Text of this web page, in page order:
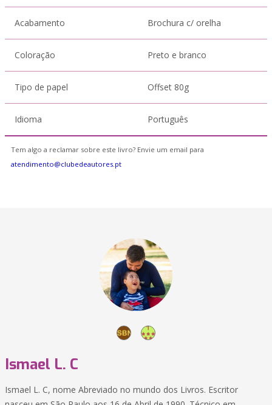
Acabamento Brochura c/ orelha
Coloração Preto e branco
Tipo de papel Offset 80g
Idioma Português
Tem algo a reclamar sobre este livro? Envie um email para
atendimento@clubedeautores.pt
Ismael L. C
Ismael L. C, nome Abreviado no mundo dos Livros. Escritor